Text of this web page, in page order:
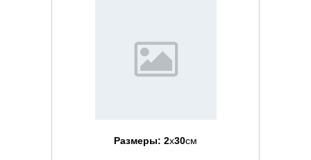
Размеры: 2x30см